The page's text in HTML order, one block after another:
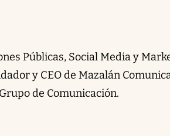
Públicas, Social Media y
y CEO de Mazalán
de Comunicación.